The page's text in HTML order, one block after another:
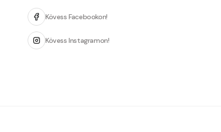
Kövess Facebookon!
Kövess Instagramon!